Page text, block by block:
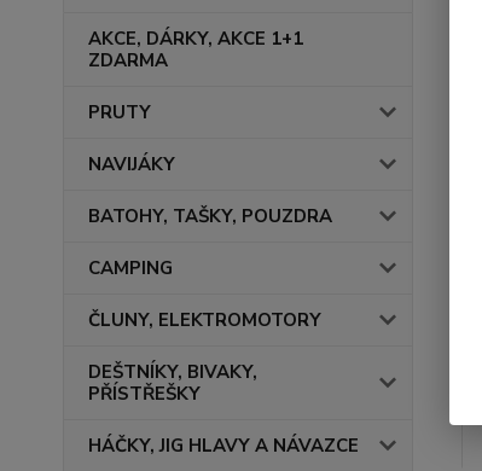
AKCE, DÁRKY, AKCE 1+1
ZDARMA
PRUTY
NAVIJÁKY
BATOHY, TAŠKY, POUZDRA
CAMPING
ČLUNY, ELEKTROMOTORY
DEŠTNÍKY, BIVAKY,
PŘÍSTŘEŠKY
HÁČKY, JIG HLAVY A NÁVAZCE